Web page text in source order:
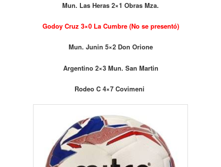
Mun. Las Heras 2×1 Obras Mza.
Godoy Cruz 3×0 La Cumbre (No se presentó)
Mun. Junin 5×2 Don Orione
Argentino 2×3 Mun. San Martin
Rodeo C 4×7 Covimeni